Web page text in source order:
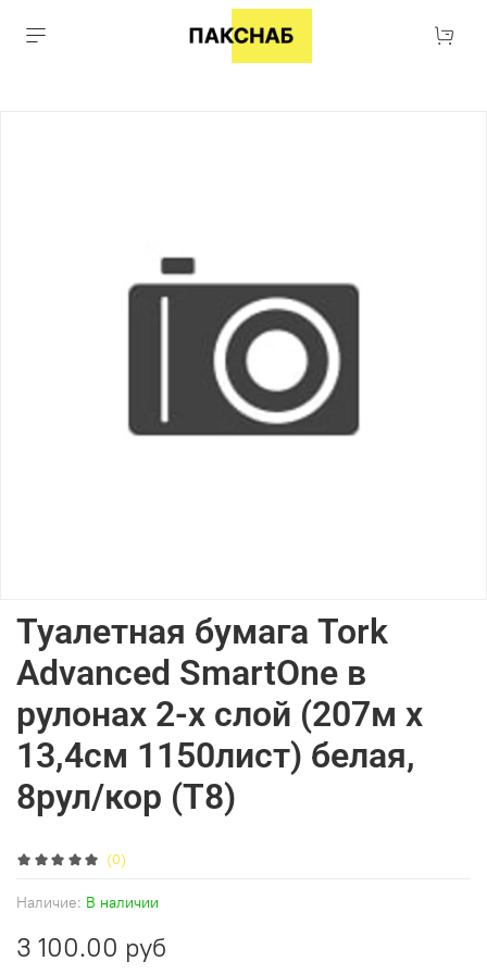
(0)
Наличие: В наличии
Туалетная бумага Tork
Advanced SmartOne в
рулонах 2-х слой (207м х
13,4см 1150лист) белая,
8рул/кор (Т8)
3 100.00 руб